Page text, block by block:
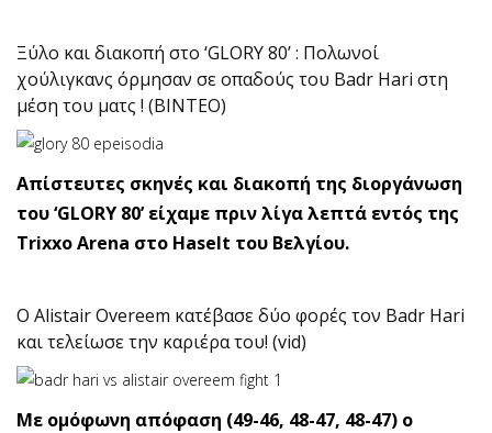
Ξύλο και διακοπή στο ‘GLORY 80’ : Πολωνοί
χούλιγκανς όρμησαν σε οπαδούς του Badr Hari στη
μέση του ματς ! (ΒΙΝΤΕΟ)
Απίστευτες σκηνές και διακοπή της διοργάνωση
του ‘GLORY 80’ είχαμε πριν λίγα λεπτά εντός της
Trixxo Arena στο Haselt του Βελγίου.
Ο Alistair Overeem κατέβασε δύο φορές τον Badr Hari
και τελείωσε την καριέρα του! (vid)
Με ομόφωνη απόφαση (49-46, 48-47, 48-47) ο